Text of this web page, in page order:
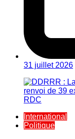
31 juillet 2026
International
Politique